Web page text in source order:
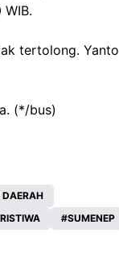
tertolong. Yanto
(*/bus)
SUMENEP